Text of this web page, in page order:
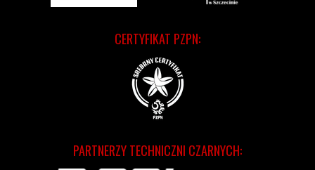
CERTYFIKAT PZPN:
PARTNERZY TECHNICZNI CZARNYCH: